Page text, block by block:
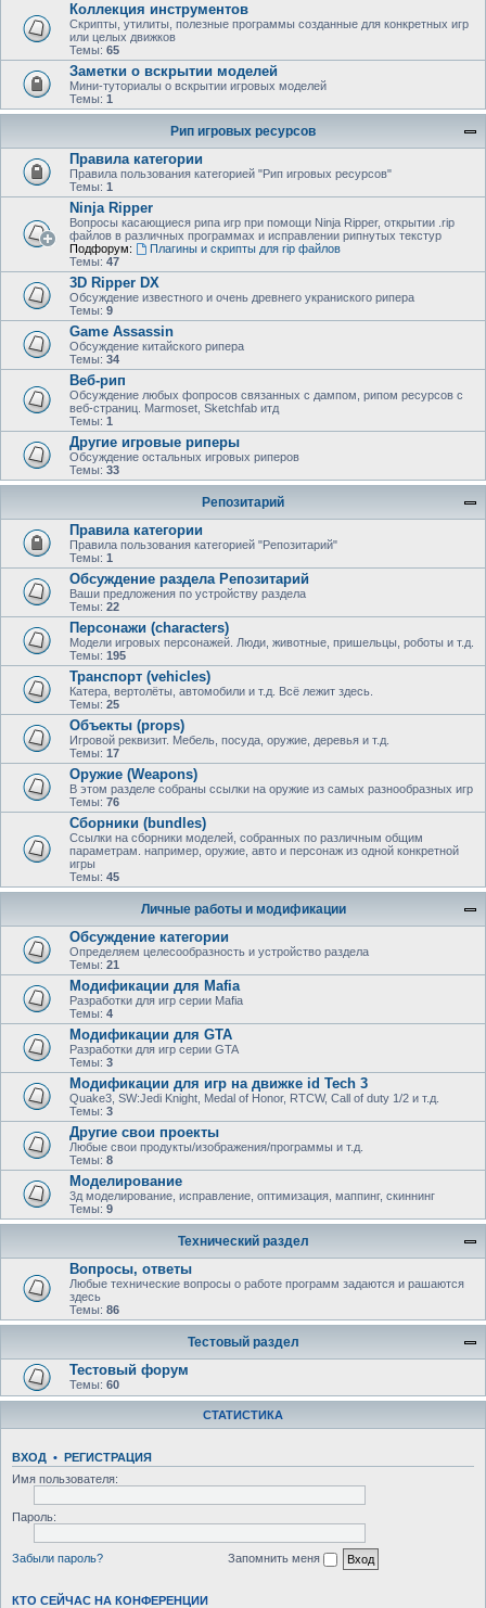
Коллекция инструментов
Скрипты, утилиты, полезные программы созданные для конкретных игр
или целых движков
Темы: 65
Заметки о вскрытии моделей
Мини-туториалы о вскрытии игровых моделей
Темы: 1
Рип игровых ресурсов
Правила категории
Правила пользования категорией "Рип игровых ресурсов"
Темы: 1
Ninja Ripper
Вопросы касающиеся рипа игр при помощи Ninja Ripper, открытии .rip
файлов в различных программах и исправлении рипнутых текстур
Подфорум:
Плагины и скрипты для rip файлов
Темы: 47
3D Ripper DX
Обсуждение известного и очень древнего украниского рипера
Темы: 9
Game Assassin
Обсуждение китайского рипера
Темы: 34
Веб-рип
Обсуждение любых фопросов связанных с дампом, рипом ресурсов с
веб-страниц. Marmoset, Sketchfab итд
Темы: 1
Другие игровые риперы
Обсуждение остальных игровых риперов
Темы: 33
Репозитарий
Правила категории
Правила пользования категорией "Репозитарий"
Темы: 1
Обсуждение раздела Репозитарий
Ваши предложения по устройству раздела
Темы: 22
Персонажи (characters)
Модели игровых персонажей. Люди, животные, пришельцы, роботы и т.д.
Темы: 195
Транспорт (vehicles)
Катера, вертолёты, автомобили и т.д. Всё лежит здесь.
Темы: 25
Объекты (props)
Игровой реквизит. Мебель, посуда, оружие, деревья и т.д.
Темы: 17
Оружие (Weapons)
В этом разделе собраны ссылки на оружие из самых разнообразных игр
Темы: 76
Сборники (bundles)
Ссылки на сборники моделей, собранных по различным общим
параметрам. например, оружие, авто и персонаж из одной конкретной
игры
Темы: 45
Личные работы и модификации
Обсуждение категории
Определяем целесообразность и устройство раздела
Темы: 21
Модификации для Mafia
Разработки для игр серии Mafia
Темы: 4
Модификации для GTA
Разработки для игр серии GTA
Темы: 3
Модификации для игр на движке id Tech 3
Quake3, SW:Jedi Knight, Medal of Honor, RTCW, Call of duty 1/2 и т.д.
Темы: 3
Другие свои проекты
Любые свои продукты/изображения/программы и т.д.
Темы: 8
Моделирование
3д моделирование, исправление, оптимизация, маппинг, скиннинг
Темы: 9
Технический раздел
Вопросы, ответы
Любыe технические вопросы о работе программ задаются и рашаются
здесь
Темы: 86
Тестовый раздел
Тестовый форум
Темы: 60
СТАТИСТИКА
ВХОД • РЕГИСТРАЦИЯ
Имя пользователя:
Пароль:
Забыли пароль? Запомнить меня
КТО СЕЙЧАС НА КОНФЕРЕНЦИИ